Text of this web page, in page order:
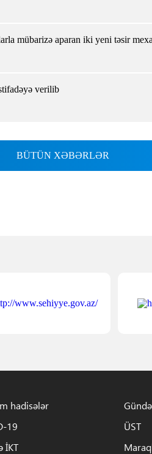
mübarizə aparan iki yeni təsir
verilib
BÜTÜN XƏBƏRLƏR
hadisələr
19
ÜST
İKT